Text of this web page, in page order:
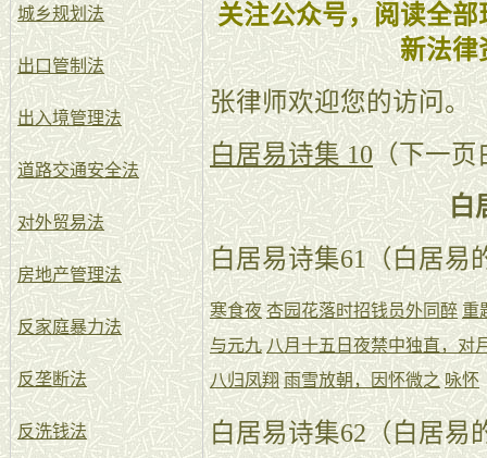
城乡规划法
出口管制法
出入境管理法
道路交通安全法
对外贸易法
房地产管理法
反家庭暴力法
反垄断法
反洗钱法
关注公众号，阅读全
新法律
张律师欢迎您的访问。
白居易诗集 10（下一页
白
白居易诗集61（白居易
寒食夜 杏园花落时招钱员外同醉 重
与元九 八月十五日夜禁中独直，对
八归凤翔 雨雪放朝，因怀微之 咏怀
白居易诗集62（白居易